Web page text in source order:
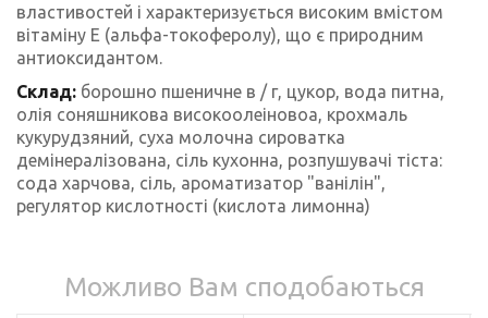
властивостей і характеризується високим вмістом
вітаміну Е (альфа-токоферолу), що є природним
антиоксидантом.
Склад: борошно пшеничне в / г, цукор, вода питна,
олія соняшникова високоолеіновоа, крохмаль
кукурудзяний, суха молочна сироватка
демінералізована, сіль кухонна, розпушувачі тіста:
сода харчова, сіль, ароматизатор "ванілін",
регулятор кислотності (кислота лимонна)
Можливо Вам сподобаються